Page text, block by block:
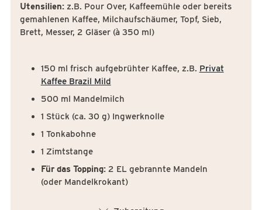
Utensilien:z.B. Pour Over, Kaffeemühle oder bereits
gemahlenen Kaffee, Milchaufschäumer, Topf, Sieb,
Brett, Messer, 2 Gläser (à 350 ml)
150 ml frisch aufgebrühter Kaffee, z.B. Privat
Kaffee Brazil Mild
500 ml Mandelmilch
1 Stück (ca. 30 g) Ingwerknolle
1 Tonkabohne
1 Zimtstange
Für das Topping:2 EL gebrannte Mandeln
(oder Mandelkrokant)